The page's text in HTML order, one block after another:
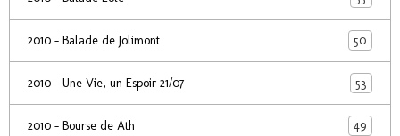
2010 - Balade de Jolimont 50
2010 - Une Vie, un Espoir 21/07 53
2010 - Bourse de Ath 49